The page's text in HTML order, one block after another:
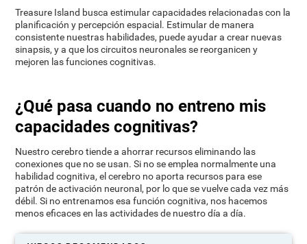
Treasure Island busca estimular capacidades relacionadas con la
planificación y percepción espacial. Estimular de manera
consistente nuestras habilidades, puede ayudar a crear nuevas
sinapsis, y a que los circuitos neuronales se reorganicen y
mejoren las funciones cognitivas.
¿Qué pasa cuando no entreno mis
capacidades cognitivas?
Nuestro cerebro tiende a ahorrar recursos eliminando las
conexiones que no se usan. Si no se emplea normalmente una
habilidad cognitiva, el cerebro no aporta recursos para ese
patrón de activación neuronal, por lo que se vuelve cada vez más
débil. Si no entrenamos esa función cognitiva, nos hacemos
menos eficaces en las actividades de nuestro día a día.